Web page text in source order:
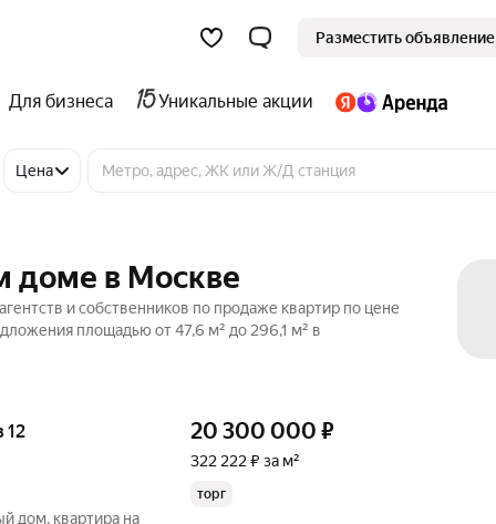
Разместить объявление
Для бизнеса Уникальные акции
Цена
доме в Москве
и собственников по продаже квартир по цене
площадью от 47,6 м² до 296,1 м² в
12
дом, квартира на
20 300 000 ₽
322 222 ₽ за м²
торг